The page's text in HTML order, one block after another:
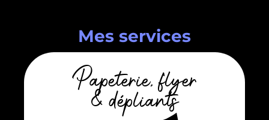
Mes services
Papeterie, flyer
& dépliants